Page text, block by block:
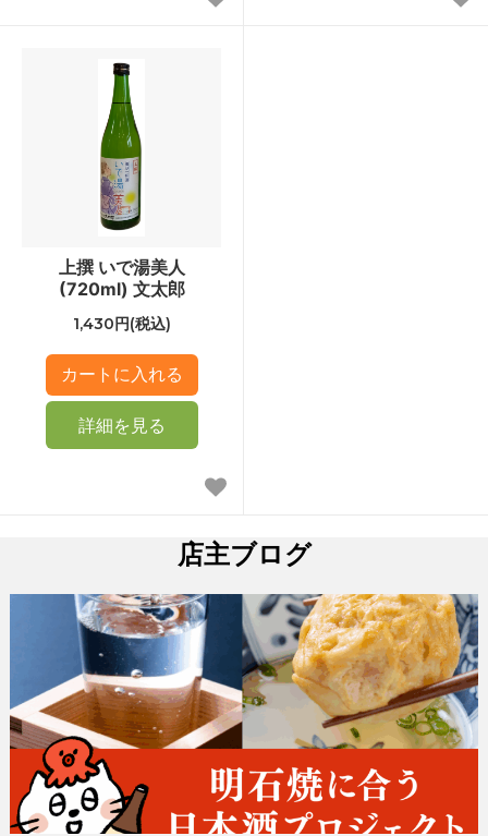
上撰 いで湯美人
(720ml) 文太郎
1,430円(税込)
詳細を見る